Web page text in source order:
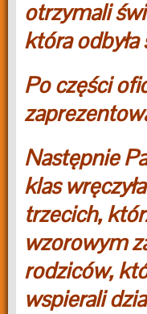
otrzymali
która
Po części
Następnie
klas
trzecich,
wzorowym
rodziców,
wspierali